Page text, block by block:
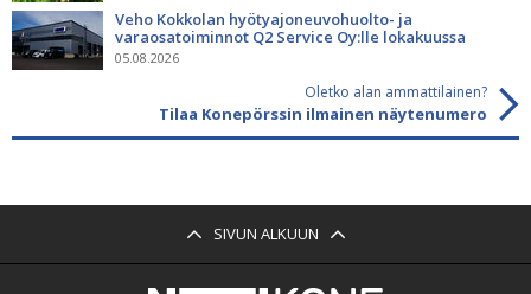
Veho Kokkolan hyötyajoneuvohuolto- ja
varaosatoiminnot Q2 Service Oy:lle lokakuussa
05.08.2026
Oletko alan ammattilainen?
Tilaa Konepörssin ilmainen näytenumero
SIVUN ALKUUN